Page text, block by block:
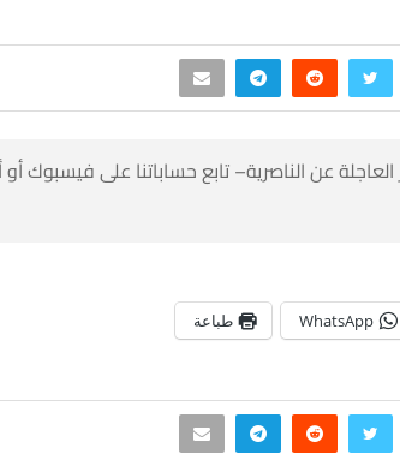
عن الناصرية– تابع حساباتنا على فيسبوك
WhatsApp طباعة